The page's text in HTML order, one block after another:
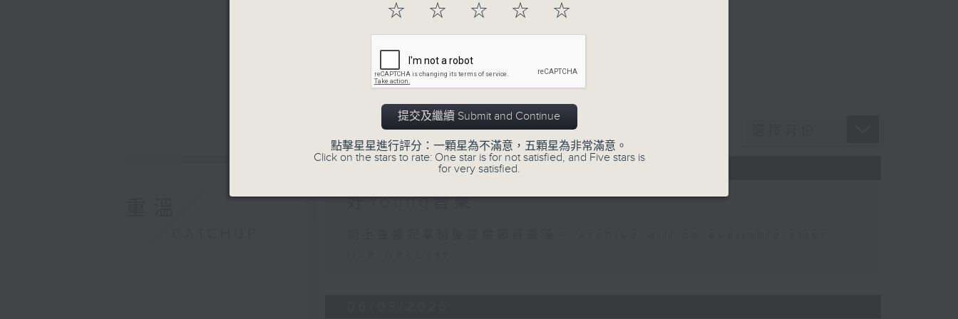
07 - 08 2026
07/08/2026
好Young音樂
☆ ☆ ☆ ☆ ☆
提交及繼續 Submit and Continue
點擊星星進行評分：一顆星為不滿意，五顆星為非常滿意。
Click on the stars to rate: One star is for not satisfied, and Five stars is
for very satisfied.